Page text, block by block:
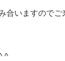
合いますのでご
^